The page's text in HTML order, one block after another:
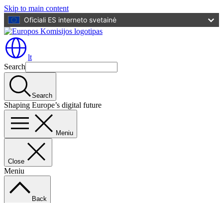
Skip to main content
Oficiali ES interneto svetainė
lt
Search
Search
Shaping Europe’s digital future
Meniu
Close
Meniu
Back